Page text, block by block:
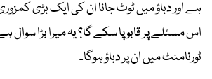
ہے اور دباؤ میں ٹوٹ جانا ان کی ایک بڑی
اس مسئلے پر قابو پا سکے گا؟ یہ میرا بڑا سوال
ٹورنامنٹ میں ان پر دباؤ ہوگا۔